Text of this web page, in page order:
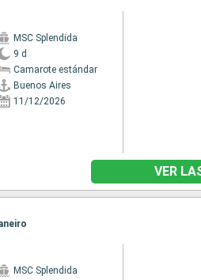
MSC Splendida
9 d
Camarote estándar
Buenos Aires
11/12/2026
VER
MSC Splendida